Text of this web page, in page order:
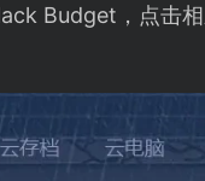
Budget，点击